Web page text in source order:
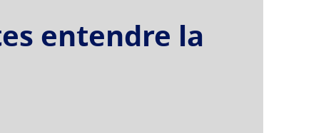
entendre la